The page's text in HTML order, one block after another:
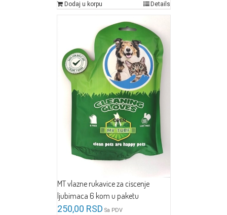
Dodaj u korpu Details
MT vlazne rukavice za ciscenje
ljubimaca 6 kom u paketu
250,00 RSD Sa PDV